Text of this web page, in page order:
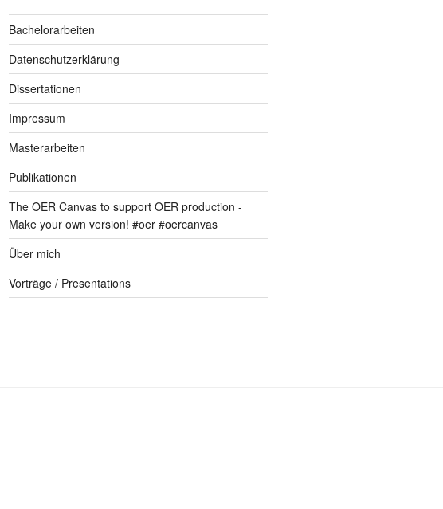
Bachelorarbeiten
Datenschutzerklärung
Dissertationen
Impressum
Masterarbeiten
Publikationen
The OER Canvas to support OER production -
Make your own version! #oer #oercanvas
Über mich
Vorträge / Presentations